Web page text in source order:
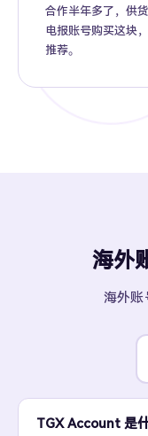
合作半年多了，供
电报账号购买这块
推荐。
海外
海外账
TGX Account 是